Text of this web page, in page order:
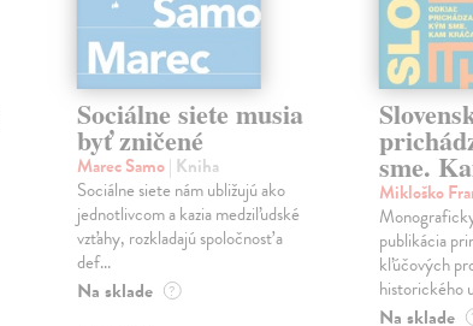
Sociálne siete musia
byť zničené
Marec Samo| Kniha
Sociálne siete nám ubližujú ako
jednotlivcom a kazia medziľudské
vzťahy, rozkladajú spoločnosť a
def...
Na sklade ?
sme.
Mikloško
publikácia
kľúčových
historického
Na sklade